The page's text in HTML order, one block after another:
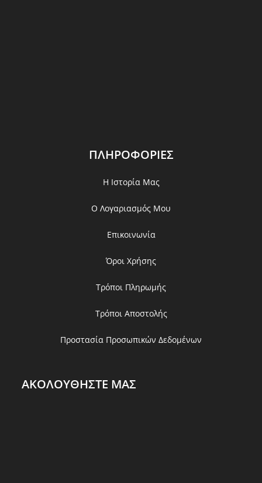
ΠΛΗΡΟΦΟΡΙΕΣ
Η Ιστορία Μας
Ο Λογαριασμός Μου
Επικοινωνία
Όροι Χρήσης
Τρόποι Πληρωμής
Τρόποι Αποστολής
Προστασία Προσωπικών Δεδομένων
ΑΚΟΛΟΥΘΗΣΤΕ ΜΑΣ